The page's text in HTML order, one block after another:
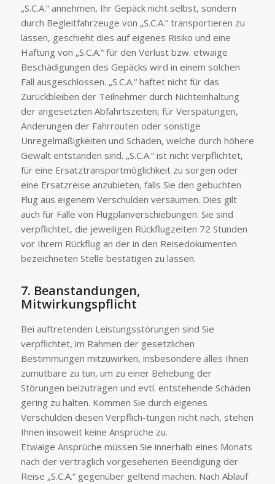
„S.C.A.“ annehmen, Ihr Gepäck nicht selbst, sondern
durch Begleitfahrzeuge von „S.C.A.“ transportieren zu
lassen, geschieht dies auf eigenes Risiko und eine
Haftung von „S.C.A.“ für den Verlust bzw. etwaige
Beschädigungen des Gepäcks wird in einem solchen
Fall ausgeschlossen. „S.C.A.“ haftet nicht für das
Zurückbleiben der Teilnehmer durch Nichteinhaltung
der angesetzten Abfahrtszeiten, für Verspätungen,
Änderungen der Fahrrouten oder sonstige
Unregelmäßigkeiten und Schäden, welche durch höhere
Gewalt entstanden sind. „S.C.A.“ ist nicht verpflichtet,
für eine Ersatztransportmöglichkeit zu sorgen oder
eine Ersatzreise anzubieten, falls Sie den gebuchten
Flug aus eigenem Verschulden versäumen. Dies gilt
auch für Fälle von Flugplanverschiebungen. Sie sind
verpflichtet, die jeweiligen Rückflugzeiten 72 Stunden
vor Ihrem Rückflug an der in den Reisedokumenten
bezeichneten Stelle bestätigen zu lassen.
7. Beanstandungen,
Mitwirkungspflicht
Bei auftretenden Leistungsstörungen sind Sie
verpflichtet, im Rahmen der gesetzlichen
Bestimmungen mitzuwirken, insbesondere alles Ihnen
zumutbare zu tun, um zu einer Behebung der
Störungen beizutragen und evtl. entstehende Schäden
gering zu halten. Kommen Sie durch eigenes
Verschulden diesen Verpflich-tungen nicht nach, stehen
Ihnen insoweit keine Ansprüche zu.
Etwaige Ansprüche müssen Sie innerhalb eines Monats
nach der vertraglich vorgesehenen Beendigung der
Reise „S.C.A.“ gegenüber geltend machen. Nach Ablauf